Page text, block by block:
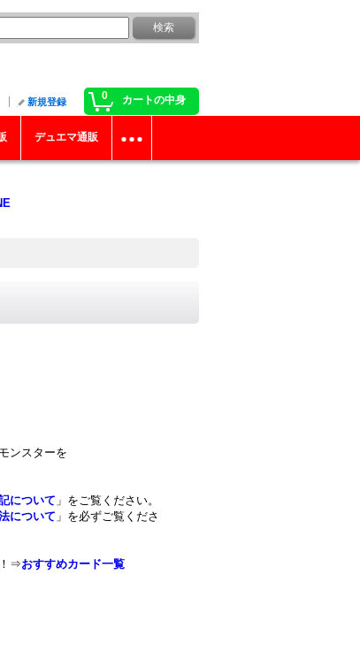
0 カートの中身
新規登録
デュエマ通販
ンスターを
について 」をご覧ください。
について 」を必ずご覧くださ
⇒おすすめカード一覧